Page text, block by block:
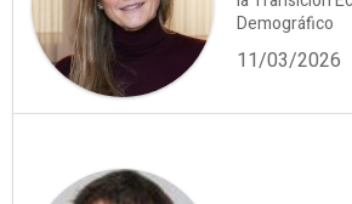
Demográfico
11/03/2026